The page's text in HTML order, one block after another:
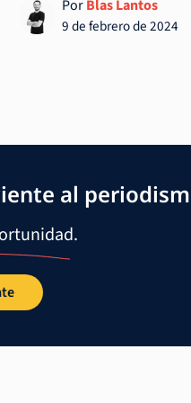
PorBlas Lantos
9 de febrero de 2024
al